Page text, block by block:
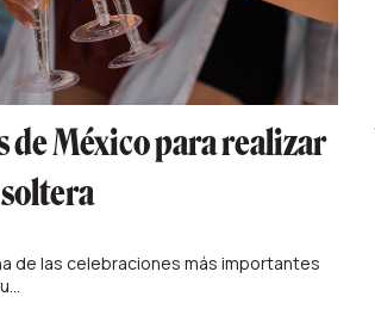
de México para realizar
de las celebraciones más importantes